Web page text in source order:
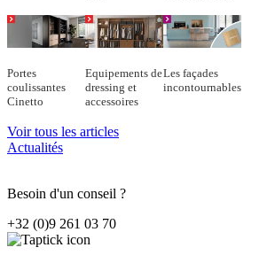
Portes
coulissantes
Cinetto
Equipements de
dressing et
accessoires
Les façades
incontournables
Voir tous les articles
Actualités
Besoin d'un conseil ?
+32 (0)9 261 03 70